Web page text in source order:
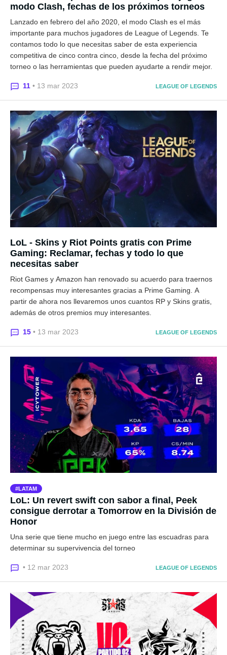
modo Clash, fechas de los próximos torneos
Lanzado en febrero del año 2020, el modo Clash es el más
importante para muchos jugadores de League of Legends. Te
contamos todo lo que necesitas saber de esta experiencia
competitiva de cinco contra cinco, desde la fecha del próximo
torneo o las herramientas que pueden ayudarte a rendir mejor.
11 • 13 mar 2023 LEAGUE OF LEGENDS
LoL - Skins y Riot Points gratis con Prime
Gaming: Reclamar, fechas y todo lo que
necesitas saber
Riot Games y Amazon han renovado su acuerdo para traernos
recompensas muy interesantes gracias a Prime Gaming. A
partir de ahora nos llevaremos unos cuantos RP y Skins gratis,
además de otros premios muy interesantes.
15 • 13 mar 2023 LEAGUE OF LEGENDS
LATAM
LoL: Un revert swift con sabor a final, Peek
consigue derrotar a Tomorrow en la División de
Honor
Una serie que tiene mucho en juego entre las escuadras para
determinar su supervivencia del torneo
• 12 mar 2023 LEAGUE OF LEGENDS